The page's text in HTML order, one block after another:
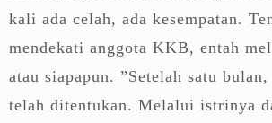
kali ada celah, ada kesempatan.
mendekati anggota KKB, entah
atau siapapun. ”Setelah satu
telah ditentukan. Melalui istrinya